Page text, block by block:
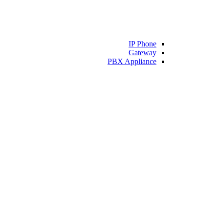
IP Phone
Gateway
PBX Appliance